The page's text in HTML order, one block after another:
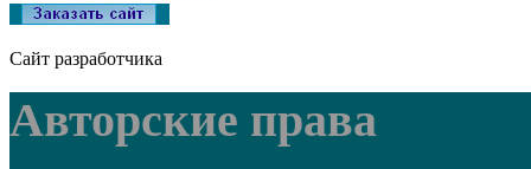
Сайт разработчика
Авторские права